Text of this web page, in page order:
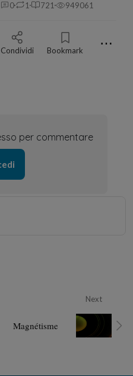
0 1 721 949061
Condividi Bookmark ⋯
per commentare
Next
Magnétisme